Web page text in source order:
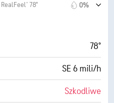
12%
25° F
10 (B. jasne)
RealFeel® 78° 0%
78°
SE 6 mili/h
Szkodliwe